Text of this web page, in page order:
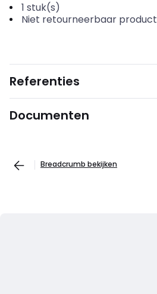
1 stuk(s)
Niet retourneerbaar product
Referenties
Documenten
Breadcrumb bekijken